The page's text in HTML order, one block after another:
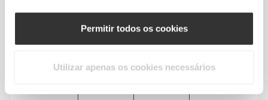
Permitir todos os cookies
Utilizar apenas os cookies necessáriosbainha